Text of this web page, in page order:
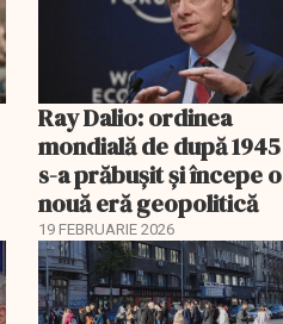
Ray Dalio: ordinea
mondială de după 1945
s-a prăbușit și începe o
nouă eră geopolitică
19 FEBRUARIE 2026